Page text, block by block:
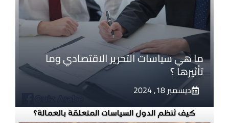
ما هي سياسات التحرير الاقتصادي وما
تأثيرها ؟
ديسمبر 18, 2024